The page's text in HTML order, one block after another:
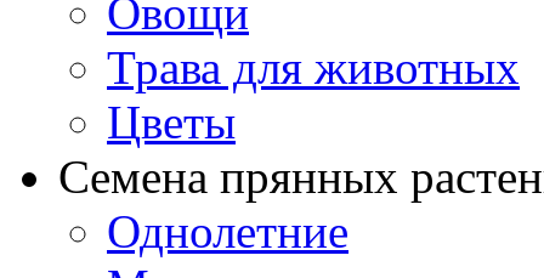
Овощи
Трава для животных
Цветы
Семена прянных
Однолетние